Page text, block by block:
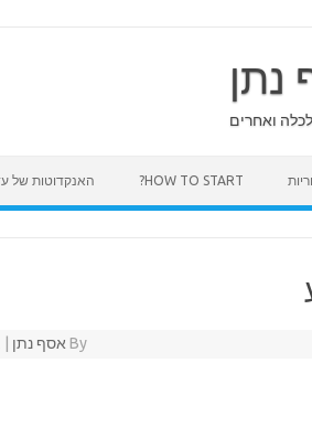
נתן
ואחרים
HOW TO START? האנקדוטות של
By אסף נתן